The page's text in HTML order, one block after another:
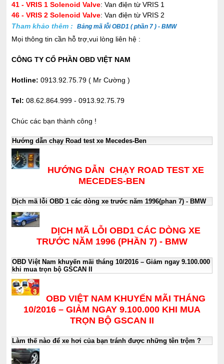
41 - VRIS 1 Solenoid Valve: Van điện từ VRIS 1
46 - VRIS 2 Solenoid Valve: Van điện từ VRIS 2
Tham khảo thêm :Bảng mã lỗi OBD1 ( phần 7 ) - BMW
Mọi thông tin cần hỗ trợ,vui lòng liên hệ :
CÔNG TY CỔ PHẦN OBD VIỆT NAM
Hotline: 0913.92.75.79 ( Mr Cường )
Tel: 08.62.864.999 - 0913.92.75.79
Chúc các bạn thành công !
Hướng dẫn chạy Road test xe Mecedes-Ben
HƯỚNG DẪN CHẠY ROAD TEST XE
MECEDES-BEN
Dịch mã lỗi OBD 1 các dòng xe trước năm 1996(phan 7) - BMW
DỊCH MÃ LỖI OBD1 CÁC DÒNG XE
TRƯỚC NĂM 1996 (PHẦN 7) - BMW
OBD Việt Nam khuyến mãi tháng 10/2016 – Giảm ngay 9.100.000
khi mua trọn bộ GSCAN II
OBD VIỆT NAM KHUYẾN MÃI THÁNG
10/2016 – GIẢM NGAY 9.100.000 KHI MUA
TRỌN BỘ GSCAN II
Làm thế nào để xe hơi của bạn tránh được những tên trộm ?